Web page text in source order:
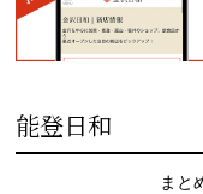
能登日和
まと